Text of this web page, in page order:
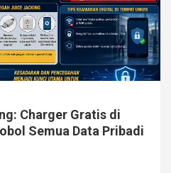
Charger Gratis di
Semua Data Pribadi